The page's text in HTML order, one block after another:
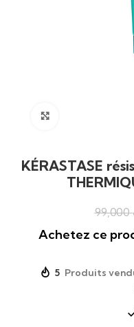
KÉRASTASE
99,000
Achetez ce
5 Produits